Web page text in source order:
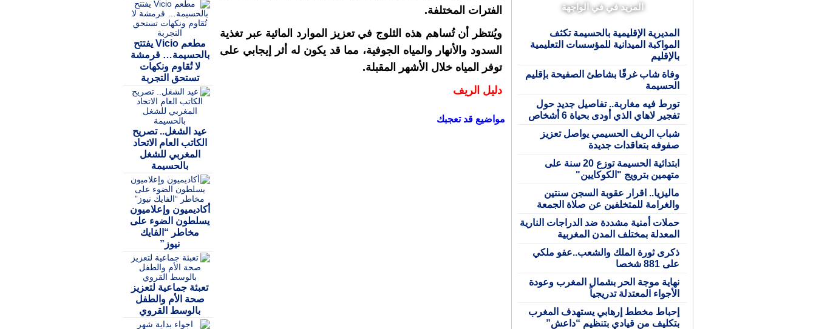
المزيد في في الواجهة
المديرية الإقليمية بالحسيمة تكثف
المواكبة الميدانية للمؤسسات التعليمية
بالإقليم
وفاة شاب غرقًا بشاطئ الصفيحة بإقليم
الحسيمة
تورط فيه مغاربة.. تفاصيل جديد حول
تفجير لاهاي الذي أودى بحياة 6 أشخاص
شباب الريف الحسيمي يواصل تعزيز
صفوفه بتعاقدات جديدة
ابتدائية الحسيمة توزع 20 سنة على
متهمين بترويج "الكوكايين"
ماليزيا.. اقرار عقوبة السجن سنتين
والغرامة للمتخلفين عن صلاة الجمعة
حملات أمنية مشددة ضد الدراجات النارية
المعدلة بمختلف المدن المغربية
ذكرى ثورة الملك والشعب..عفو ملكي
على 881 شخصا
نهاية موجة الحر بشمال المغرب وعودة
الأجواء المعتدلة تدريجياً
إحباط مخطط إرهابي يستهدف المغرب
بتكليف من قيادي بتنظيم “داعش”
الفترات المختلفة.
ويُنتظر أن تُساهم هذه الثلوج في تعزيز الموارد المائية عبر تغذية
السدود والأنهار والمياه الجوفية، مما قد يكون له أثر إيجابي على
توفر المياه خلال الأشهر المقبلة.
دليل الريف
مواضيع قد تعجبك
مطعم Vicio يفتتح
بالحسيمة… قرمشة
لا تُقاوم ونكهات
تستحق التجربة
عيد الشغل.. تصريح
الكاتب العام الاتحاد
المغربي للشغل
بالحسيمة
أكاديميون وإعلاميون
يسلطون الضوء على
مخاطر “الفايك
نيوز”
تعبئة جماعية لتعزيز
صحة الأم والطفل
بالوسط القروي